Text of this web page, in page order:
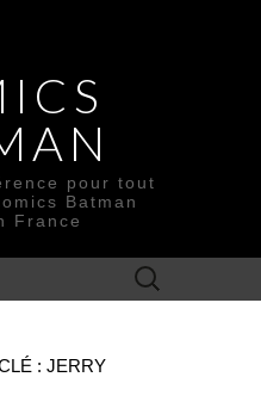
pour tout
Batman
France
Rechercher :
: JERRY